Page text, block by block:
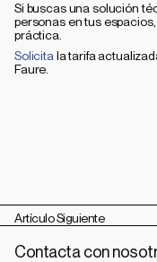
Si buscas una solución
personas en tus
práctica.
Solicita la tarifa
Faure.
Artículo Siguiente
Contacta con